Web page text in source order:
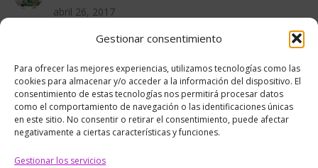
Gestionar consentimiento
Para ofrecer las mejores experiencias, utilizamos tecnologías como las
cookies para almacenar y/o acceder a la información del dispositivo. El
consentimiento de estas tecnologías nos permitirá procesar datos
como el comportamiento de navegación o las identificaciones únicas
en este sitio. No consentir o retirar el consentimiento, puede afectar
negativamente a ciertas características y funciones.
Gestionar los servicios
abril 26, 2017